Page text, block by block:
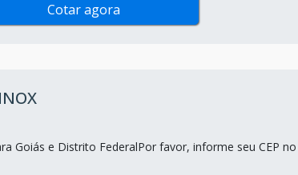
Cotar agora
Goiás e Distrito FederalPor favor, informe seu CEP no